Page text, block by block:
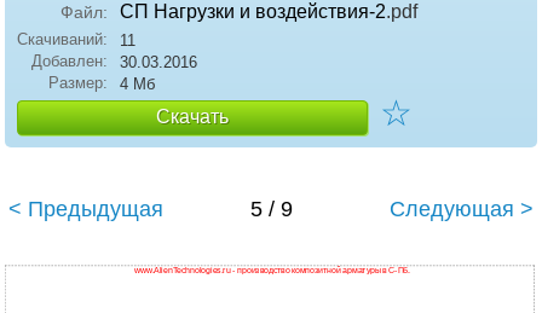
Файл: СП Нагрузки и воздействия-2.pdf
Скачиваний:
11
Добавлен:
30.03.2016
Размер:
4 Мб
Скачать ☆
< Предыдущая 5 / 9 Следующая >
www.AlienTechnologies.ru - производство композитной арматуры в С-Пб.